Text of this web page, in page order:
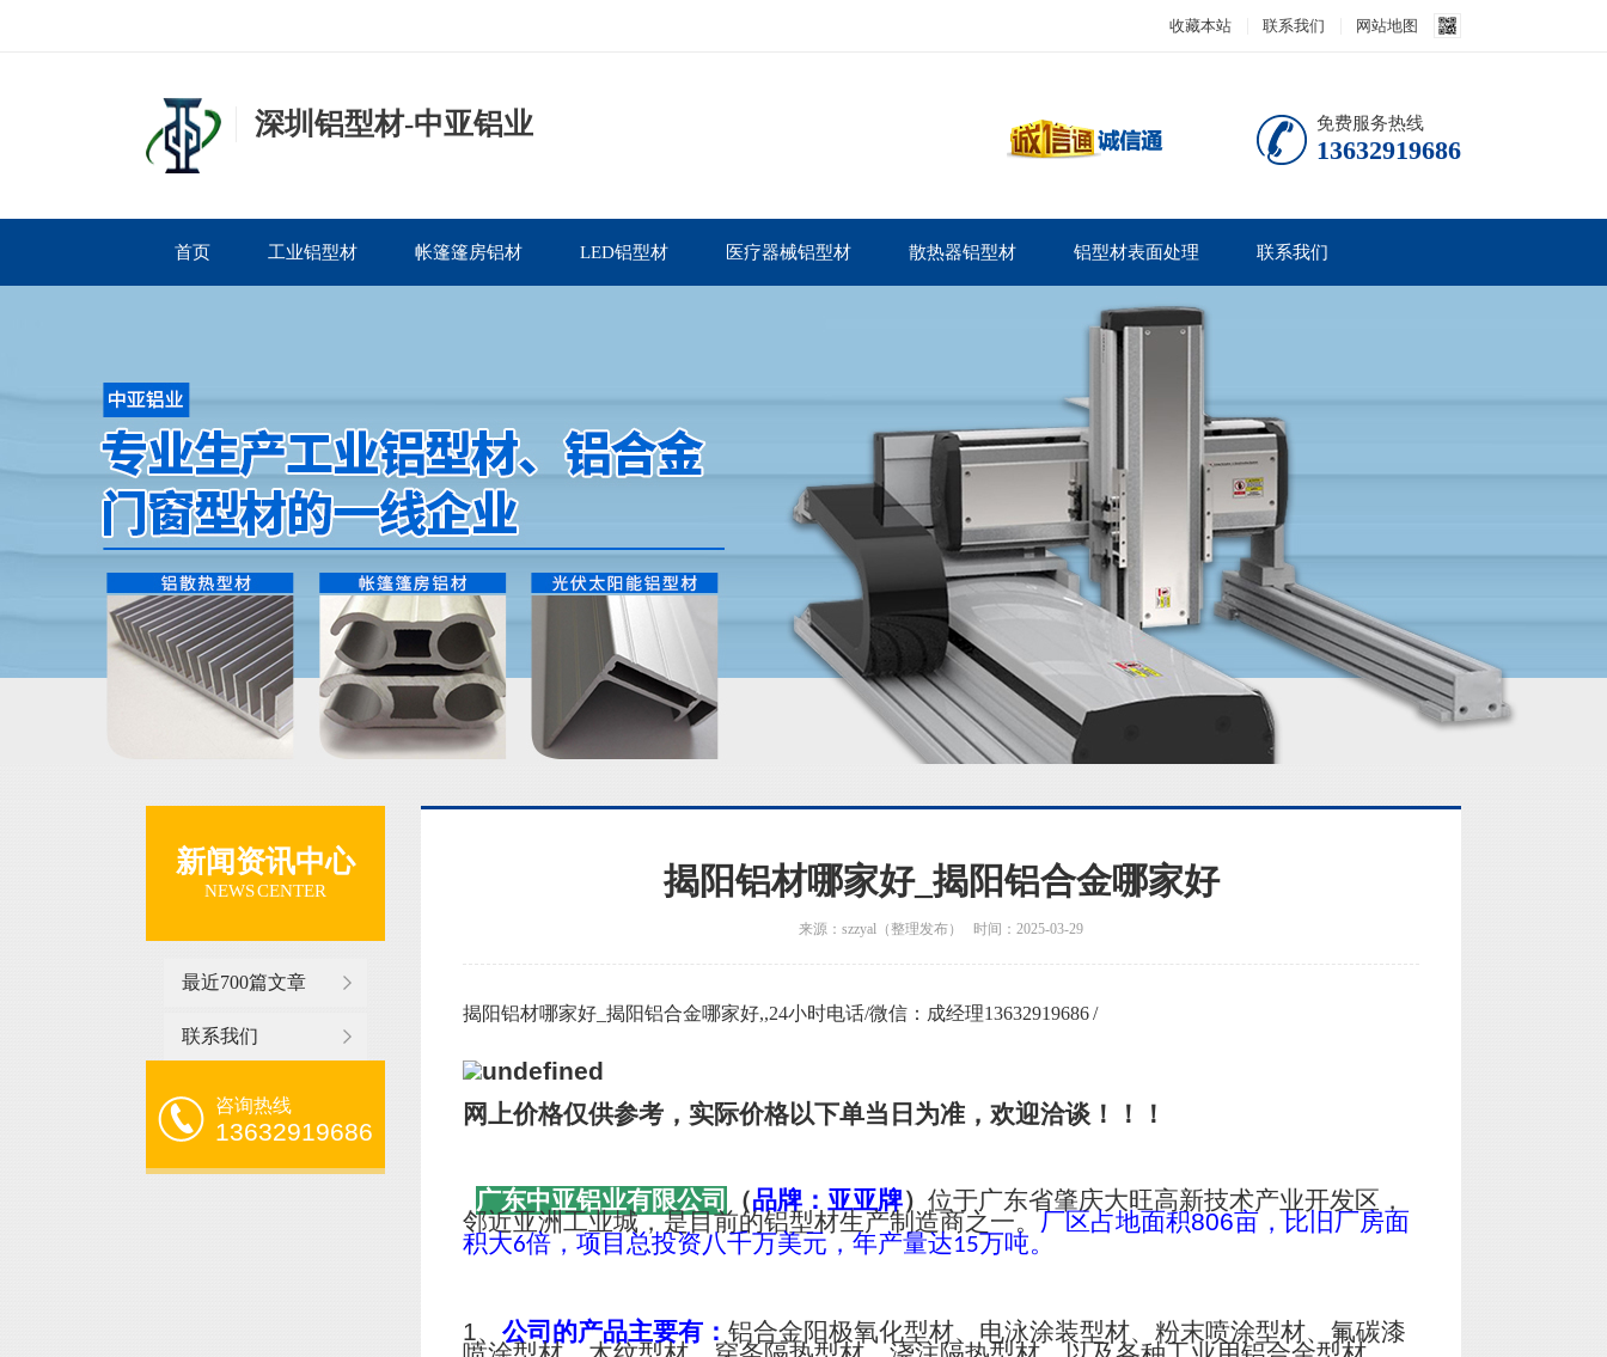
收藏本站 联系我们 网站地图
深圳铝型材-中亚铝业 免费服务热线
13632919686
首页 工业铝型材 帐篷篷房铝材 LED铝型材 医疗器械铝型材 散热器铝型材 铝型材表面处理 联系我们
新闻资讯中心
NEWS CENTER
最近700篇文章
联系我们
咨询热线
13632919686
揭阳铝材哪家好_揭阳铝合金哪家好
来源：szzyal（整理发布） 时间：2025-03-29
揭阳铝材哪家好_揭阳铝合金哪家好,,24小时电话/微信：成经理13632919686 /
网上价格仅供参考，实际价格以下单当日为准，欢迎洽谈！！！
广东中亚铝业有限公司 （品牌：亚亚牌） 位于广东省肇庆大旺高新技术产业开发区，
邻近亚洲工业城，是目前的铝型材生产制造商之一。厂区占地面积806亩，比旧厂房面
积大6倍，项目总投资八千万美元，年产量达15万吨。
1、 公司的产品主要有： 铝合金阳极氧化型材、电泳涂装型材、粉末喷涂型材、氟碳漆